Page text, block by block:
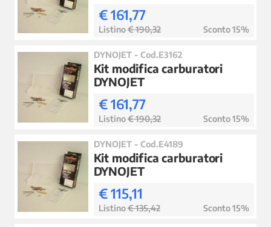
€ 161,77
Listino€ 190,32 Sconto 15%
DYNOJET - Cod.E3162
Kit modifica carburatori
DYNOJET
€ 161,77
Listino€ 190,32 Sconto 15%
DYNOJET - Cod.E4189
Kit modifica carburatori
DYNOJET
€ 115,11
Listino€ 135,42 Sconto 15%